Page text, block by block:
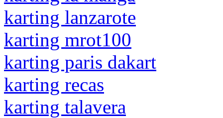
karting lanzarote
karting mrot100
karting paris dakart
karting recas
karting talavera